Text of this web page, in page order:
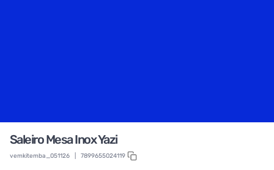
Saleiro Mesa Inox Yazi
vemkitemba_051126 7899655024119